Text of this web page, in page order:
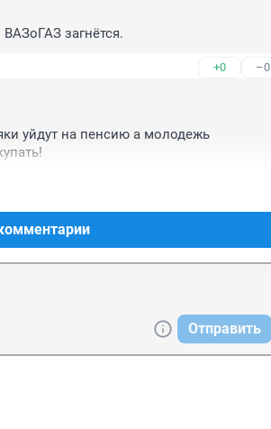
загнётся.
+0 –0
уйдут на пенсию а молодежь
Отправить